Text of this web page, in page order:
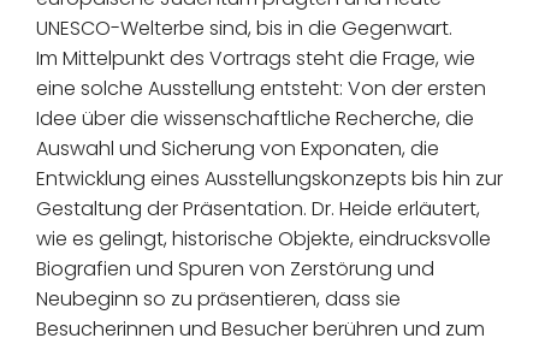
UNESCO-Welterbe sind, bis in die Gegenwart.
Im Mittelpunkt des Vortrags steht die Frage, wie
eine solche Ausstellung entsteht: Von der ersten
Idee über die wissenschaftliche Recherche, die
Auswahl und Sicherung von Exponaten, die
Entwicklung eines Ausstellungskonzepts bis hin zur
Gestaltung der Präsentation. Dr. Heide erläutert,
wie es gelingt, historische Objekte, eindrucksvolle
Biografien und Spuren von Zerstörung und
Neubeginn so zu präsentieren, dass sie
Besucherinnen und Besucher berühren und zum